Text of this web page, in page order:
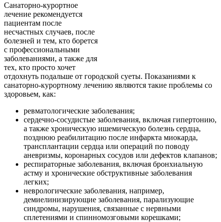
Санаторно-курортное
лечение рекомендуется
пациентам после
несчастных случаев, после
болезней и тем, кто борется
с профессиональными
заболеваниями, а также для
тех, кто просто хочет
отдохнуть подальше от городской суеты. Показаниями к
санаторно-курортному лечению являются такие проблемы со
здоровьем, как:
ревматологические заболевания;
сердечно-сосудистые заболевания, включая гипертонию,
а также хроническую ишемическую болезнь сердца,
позднюю реабилитацию после инфаркта миокарда,
трансплантации сердца или операций по поводу
аневризмы, коронарных сосудов или дефектов клапанов;
респираторные заболевания, включая бронхиальную
астму и хронические обструктивные заболевания
легких;
неврологические заболевания, например,
демиелинизирующие заболевания, парализующие
синдромы, нарушения, связанные с нервными
сплетениями и спинномозговыми корешками;